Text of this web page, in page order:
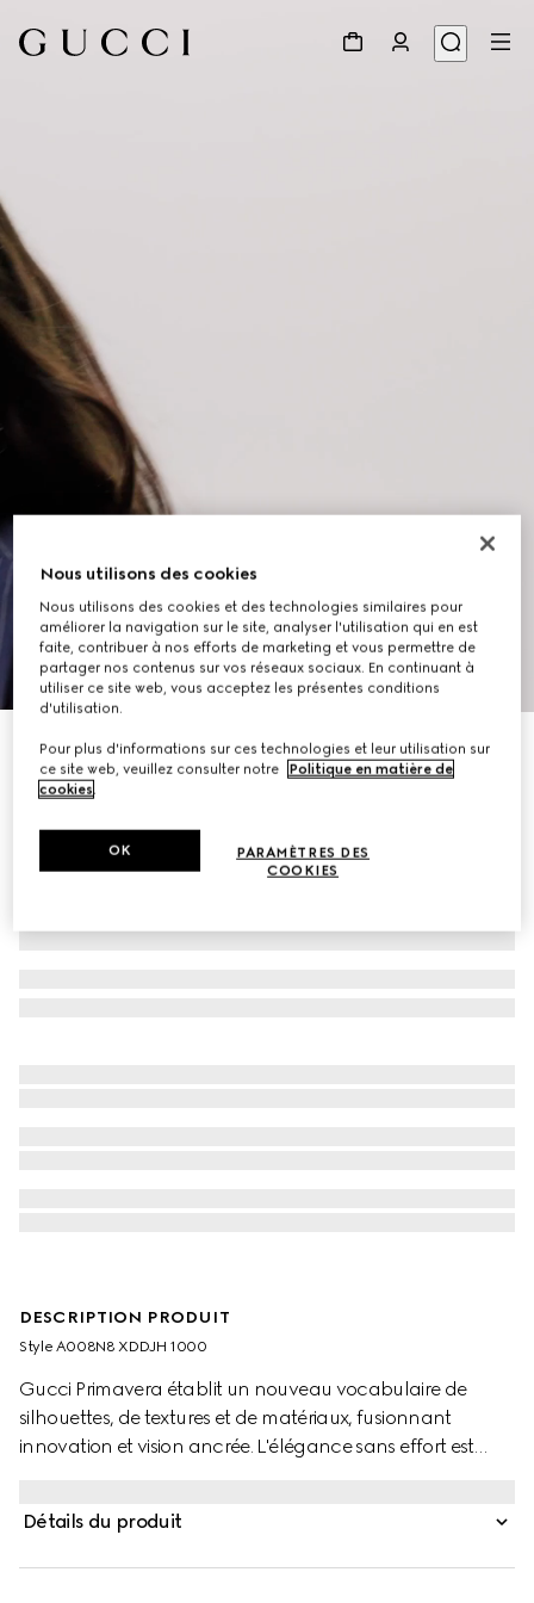
7
Pantalon en denim de coton avec revêtement doux
€ 790
DESCRIPTION PRODUIT
Style ‎A008N8 XDDJH 1000
Gucci Primavera établit un nouveau vocabulaire de
silhouettes, de textures et de matériaux, fusionnant
innovation et vision ancrée. L'élégance sans effort est
une jambe droite, ces pantalons en denim présentent
Détails du produit
Nous utilisons des cookies
Nous utilisons des cookies et des technologies similaires pour
améliorer la navigation sur le site, analyser l'utilisation qui en est
faite, contribuer à nos efforts de marketing et vous permettre de
partager nos contenus sur vos réseaux sociaux. En continuant à
utiliser ce site web, vous acceptez les présentes conditions
d'utilisation.
Pour plus d'informations sur ces technologies et leur utilisation sur
ce site web, veuillez consulter notre
Politique en matière de
cookies.
PARAMÈTRES DES
COOKIES
OK